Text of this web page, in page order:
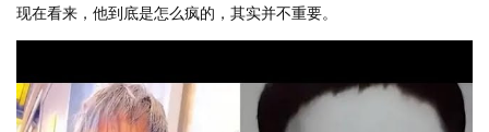
现在看来，他到底是怎么疯的，其实并不重要。